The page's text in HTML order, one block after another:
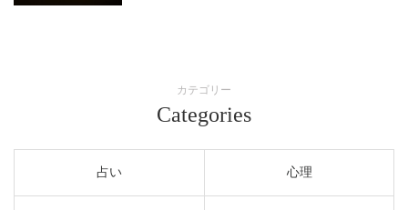
カテゴリー
Categories
占い 心理